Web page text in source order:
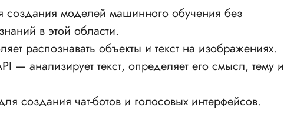
создания моделей машинного обучения без
в этой области.
распознавать объекты и текст на изображениях.
— анализирует текст, определяет его смысл, тему и
создания чат-ботов и голосовых интерфейсов.